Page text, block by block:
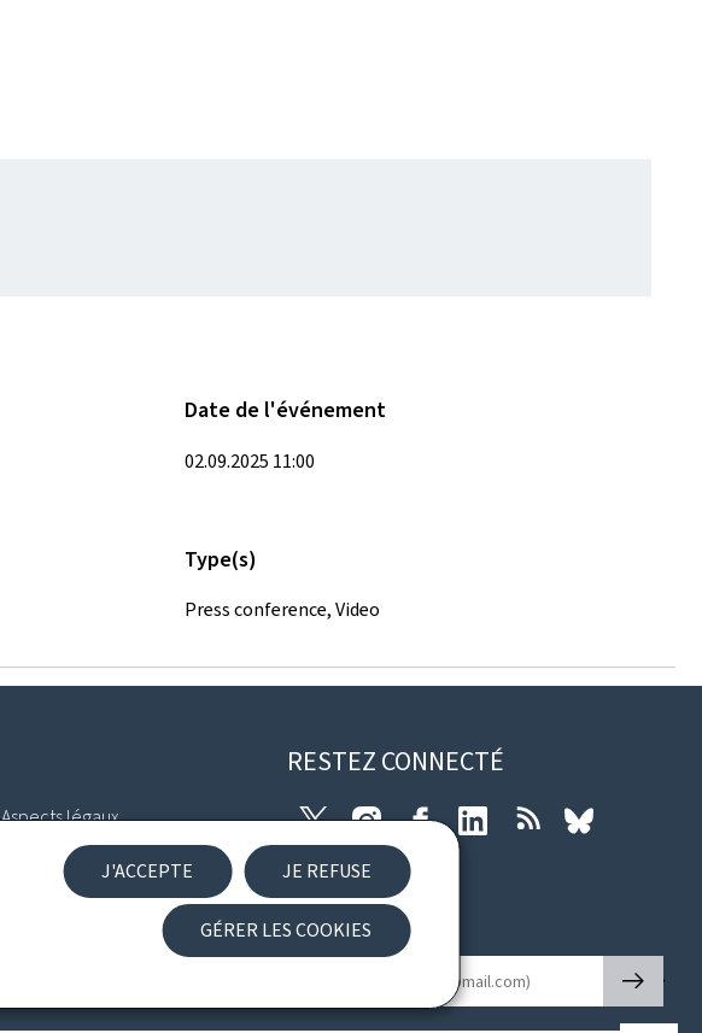
J'ACCEPTE JE REFUSE
GÉRER LES COOKIES
Date de l'événement
02.09.2025 11:00
Type(s)
Press conference, Video
Aspects légaux
Déclaration d'accessibilité
RESTEZ CONNECTÉ
TwitterInstagramFacebookLinkedIn RSS
Newsletter
🡒